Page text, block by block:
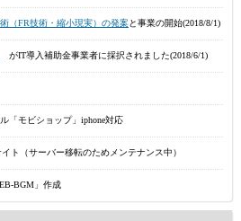
（FR技術・縮小現実）の発案と事業の開始(2018/8/1)
がIT導入補助金事業者に採択されました(2018/6/1)
「モビショップ」iphone対応
ト（サーバー移転のためメンテナンス中）
BGM」作成